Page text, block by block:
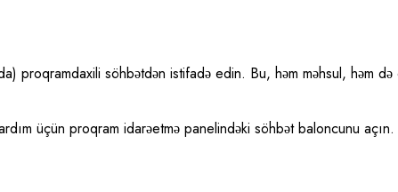
proqramdaxili söhbətdən istifadə edin. Bu, həm məhsul, həm
üçün proqram idarəetmə panelindəki söhbət baloncunu